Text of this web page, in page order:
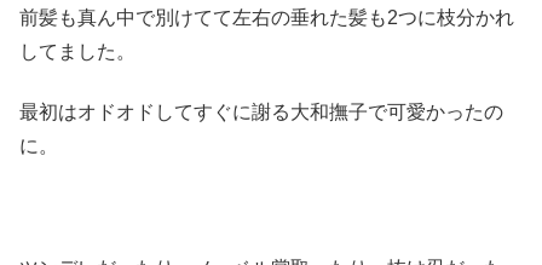
前髪も真ん中で別けてて左右の垂れた髪も2つに枝分かれ
してました。
最初はオドオドしてすぐに謝る大和撫子で可愛かったの
に。